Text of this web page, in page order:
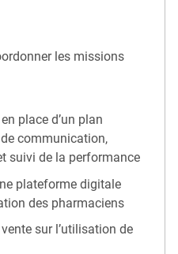
les missions
place d’un plan
communication,
suivi de la performance
plateforme digitale
des pharmaciens
sur l’utilisation de